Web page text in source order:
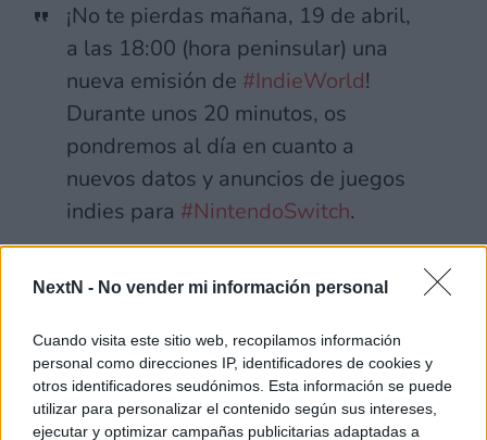
NextN - No vender mi información personal
Cuando visita este sitio web, recopilamos información
personal como direcciones IP, identificadores de cookies y
otros identificadores seudónimos. Esta información se puede
utilizar para personalizar el contenido según sus intereses,
ejecutar y optimizar campañas publicitarias adaptadas a
¡No te pierdas mañana, 19 de abril,
a las 18:00 (hora peninsular) una
nueva emisión de #IndieWorld!
Durante unos 20 minutos, os
pondremos al día en cuanto a
nuevos datos y anuncios de juegos
indies para #NintendoSwitch.
https://t.co/6y6HBQCgHR
pic.twitter.com/5AEm9WUiyY
— Nintendo España (@NintendoES)
April 18, 2023